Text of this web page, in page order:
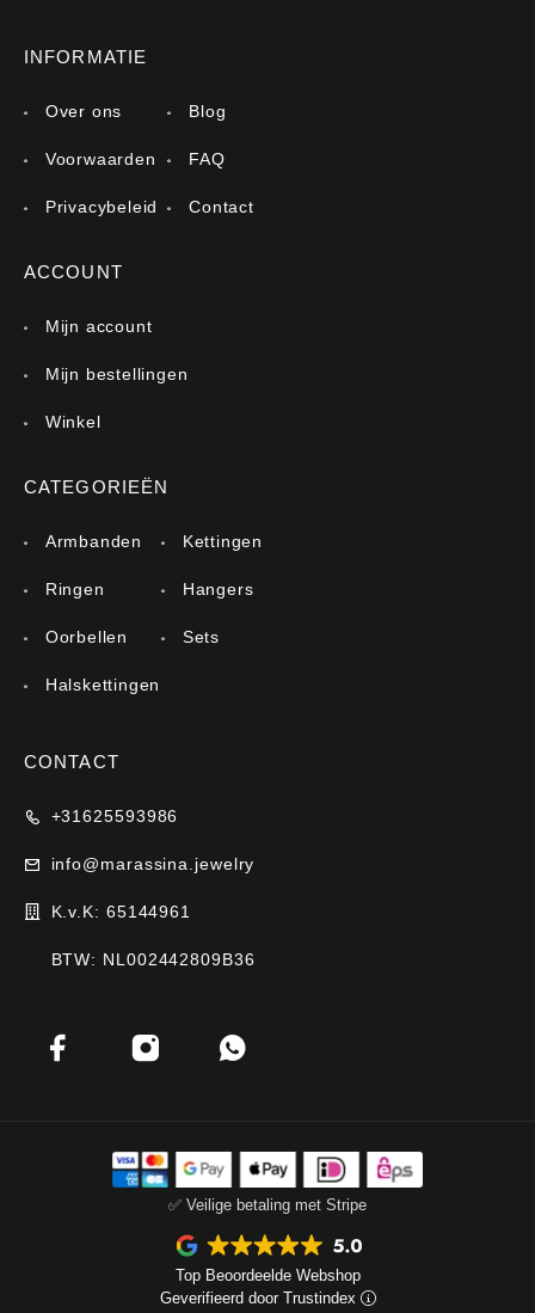
INFORMATIE
Over ons
Voorwaarden
Privacybeleid
Blog
FAQ
Contact
ACCOUNT
Mijn account
Mijn bestellingen
Winkel
CATEGORIEËN
Armbanden
Ringen
Oorbellen
Halskettingen
Kettingen
Hangers
Sets
CONTACT
+31625593986
info@marassina.jewelry
K.v.K: 65144961
BTW: NL002442809B36
Top Beoordeelde Webshop
Geverifieerd door Trustindex
✅ Veilige betaling met Stripe